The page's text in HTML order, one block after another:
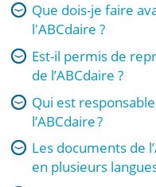
Que dois-je faire
l'ABCdaire ?
Est-il permis de
de l’ABCdaire ?
Qui est
l’ABCdaire ?
Les documents de
en plusieurs